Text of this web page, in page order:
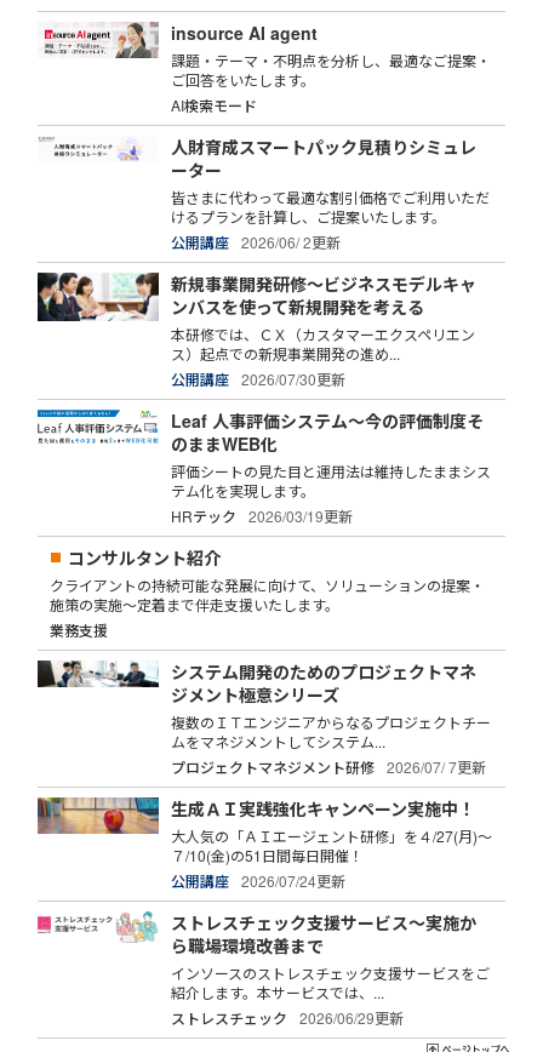
insource AI agent
課題・テーマ・不明点を分析し、最適なご提案・
ご回答をいたします。
AI検索モード
人財育成スマートパック見積りシミュレ
ーター
皆さまに代わって最適な割引価格でご利用いただ
けるプランを計算し、ご提案いたします。
公開講座
2026/06/ 2更新
新規事業開発研修～ビジネスモデルキャ
ンバスを使って新規開発を考える
本研修では、ＣＸ（カスタマーエクスペリエン
ス）起点での新規事業開発の進め...
公開講座
2026/07/30更新
Leaf 人事評価システム～今の評価制度そ
のままWEB化
評価シートの見た目と運用法は維持したままシス
テム化を実現します。
HRテック
2026/03/19更新
コンサルタント紹介
クライアントの持続可能な発展に向けて、ソリューションの提案・
施策の実施～定着まで伴走支援いたします。
業務支援
システム開発のためのプロジェクトマネ
ジメント極意シリーズ
複数のＩＴエンジニアからなるプロジェクトチー
ムをマネジメントしてシステム...
プロジェクトマネジメント研修
2026/07/ 7更新
生成ＡＩ実践強化キャンペーン実施中！
大人気の「ＡＩエージェント研修」を４/27(月)～
７/10(金)の51日間毎日開催！
公開講座
2026/07/24更新
ストレスチェック支援サービス～実施か
ら職場環境改善まで
インソースのストレスチェック支援サービスをご
紹介します。本サービスでは、...
ストレスチェック
2026/06/29更新